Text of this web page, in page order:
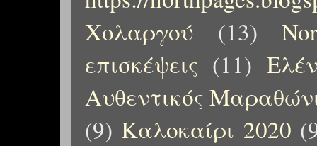
Χολαργού
(13)
επισκέψεις (11)
Αυθεντικός
(9) Καλοκαίρι 2020